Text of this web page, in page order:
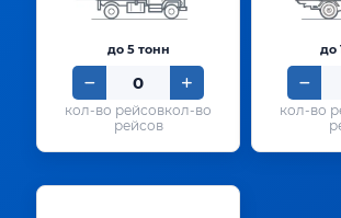
до 5 тонн
кол-во
рейсов
до